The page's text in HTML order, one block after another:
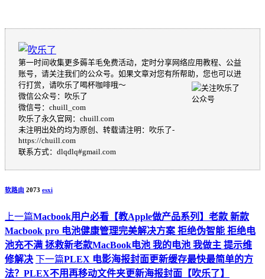
第一时间收集更多薅羊毛免费活动，定时分享网络应用教程、公益
账号，请关注我们的公众号。如果文章对您有所帮助，您也可以进
行打赏，请吹乐了喝杯咖啡哦～
微信公众号：吹乐了
微信号：chuill_com
吹乐了永久官网：chuill.com
未注明出处的均为原创、转载请注明：吹乐了-
https://chuill.com
联系方式：dlqdlq#gmail.com
软路由 2073 esxi
上一篇Macbook用户必看【教Apple做产品系列】老款 新款
Macbook pro 电池健康管理完美解决方案 拒绝伪智能 拒绝电
池充不满 拯救新老款MacBook电池 我的电池 我做主 提示维
修解决 下一篇PLEX 电影海报封面更新缓存最快最简单的方
法？PLEX不用再移动文件夹更新海报封面【吹乐了】